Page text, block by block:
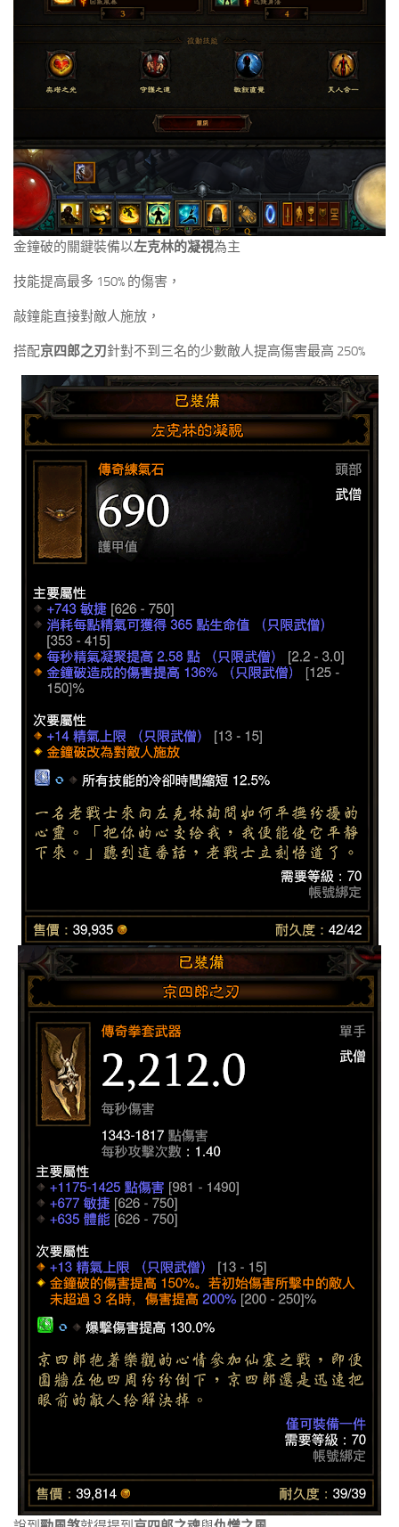
金鐘破的關鍵裝備以左克林的凝視為主
技能提高最多 150% 的傷害，
敲鐘能直接對敵人施放，
搭配京四郎之刃針對不到三名的少數敵人提高傷害最高 250%